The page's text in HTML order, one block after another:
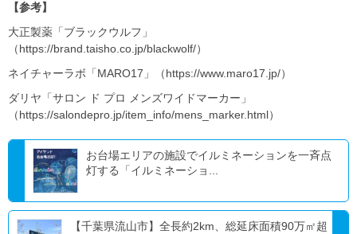
【参考】
大正製薬「ブラックウルフ」
（https://brand.taisho.co.jp/blackwolf/）
ネイチャーラボ「MARO17」（https://www.maro17.jp/）
ダリヤ「サロン ド プロ メンズワイドマーカー」
（https://salondepro.jp/item_info/mens_marker.html）
お台場エリアの施設でイルミネーションを一斉点
灯する「イルミネーショ...
【千葉県流山市】全長約2km、総延床面積90万㎡超